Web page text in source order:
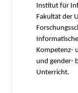
Institut für
Fakultät der
Kompetenz-
und gender-
Unterricht.